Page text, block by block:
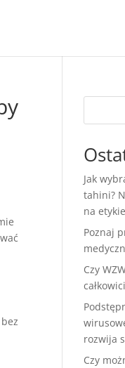
Jak
tahini?
na
Poznaj
Czy
rozwija
Czy